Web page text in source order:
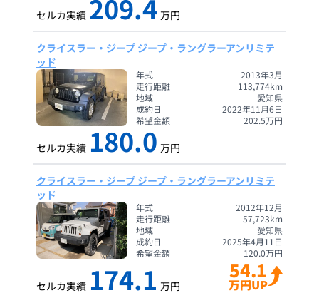
セルカ実績 209.4 万円
クライスラー・ジープ ジープ・ラングラーアンリミテ
ッド
年式
2013年3月
走行距離
113,774km
地域
愛知県
成約日
2022年11月6日
希望金額
202.5万円
セルカ実績 180.0 万円
クライスラー・ジープ ジープ・ラングラーアンリミテ
ッド
年式
2012年12月
走行距離
57,723km
地域
愛知県
成約日
2025年4月11日
希望金額
120.0万円
セルカ実績 174.1 万円
54.1
万円UP